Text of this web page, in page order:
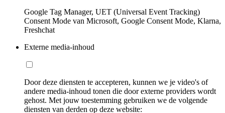
Google Tag Manager, UET (Universal Event Tracking)
Consent Mode van Microsoft, Google Consent Mode, Klarna,
Freshchat
Externe media-inhoud
Door deze diensten te accepteren, kunnen we je video's of
andere media-inhoud tonen die door externe providers wordt
gehost. Met jouw toestemming gebruiken we de volgende
diensten van derden op deze website: